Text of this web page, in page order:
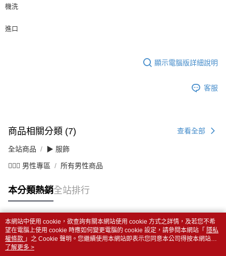
機洗
進口
顯示電腦版詳細說明
客服
商品相關分類 (7) 查看全部
全站商品 ▶ 服飾
💁🏻‍♂️ 男性專區 所有男性商品
本分類熱銷全站排行
熱門標籤
本網站中使用 cookie，欲查詢有關本網站使用 cookie 方式之詳情，及若您不希
望在電腦上使用 cookie 時應如何變更電腦的 cookie 設定，請參閱本網站「 隱私
權條款 」之 Cookie 聲明。您繼續使用本網站即表示您同意本公司得按本網站使
用條款之 Cookie 聲明使用 cookie。
了解更多 >